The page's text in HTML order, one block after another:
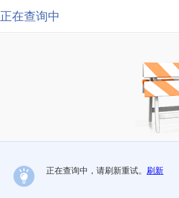
正在查询中
正在查询中，请刷新重试。 刷新